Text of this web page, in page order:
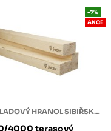
PODKLADOVÝ HRANOL SIBIŘSKÝ MODŘÍN
4000 terasový
-7%
AKCE